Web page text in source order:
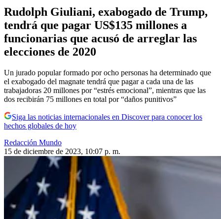
Rudolph Giuliani, exabogado de Trump,
tendrá que pagar US$135 millones a
funcionarias que acusó de arreglar las
elecciones de 2020
Un jurado popular formado por ocho personas ha determinado que
el exabogado del magnate tendrá que pagar a cada una de las
trabajadoras 20 millones por “estrés emocional”, mientras que las
dos recibirán 75 millones en total por “daños punitivos”
Siga las noticias internacionales en Discover para conocer los
hechos globales de hoy
Redacción Mundo
15 de diciembre de 2023, 10:07 p. m.